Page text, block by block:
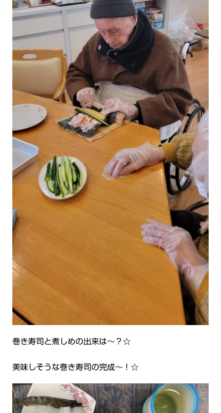
巻き寿司と煮しめの出来は～？☆
美味しそうな巻き寿司の完成～！☆